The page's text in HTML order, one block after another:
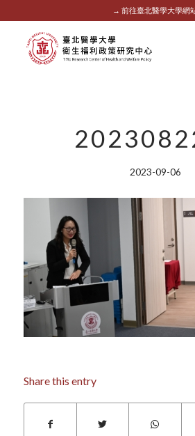
→ 前往臺北醫學大學網
2023-09-06
Share this entry